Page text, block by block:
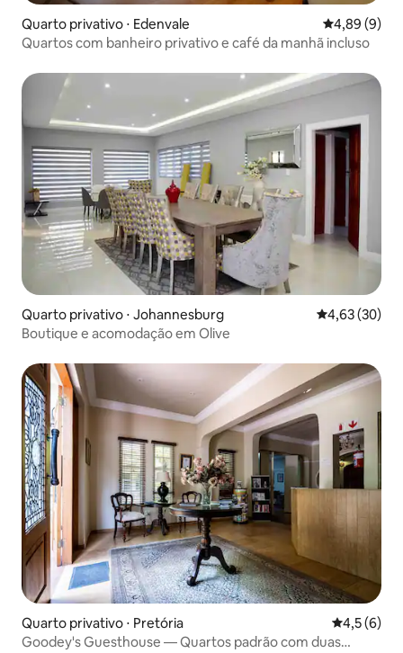
Quarto privativo ⋅ Edenvale 4,89 de uma
4,89 (9)
Quartos com banheiro privativo e café da manhã incluso
Quarto privativo ⋅ Johannesburg 4,63 de uma
4,63 (30)
Boutique e acomodação em Olive
Quarto privativo ⋅ Pretória 4,5 de
4,5 (6)
Goodey's Guesthouse — Quartos padrão com duas